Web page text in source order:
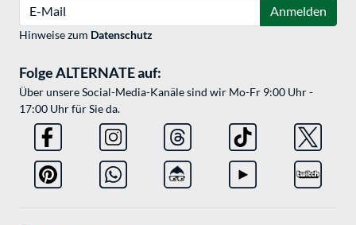
Anmelden
Hinweise zum Datenschutz
Folge ALTERNATE auf:
Über unsere Social-Media-Kanäle sind wir Mo-Fr 9:00 Uhr -
17:00 Uhr für Sie da.